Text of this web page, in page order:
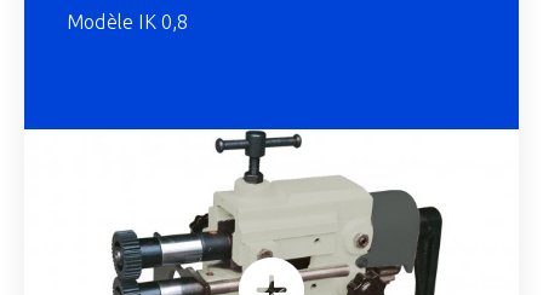
Modèle IK 0,8